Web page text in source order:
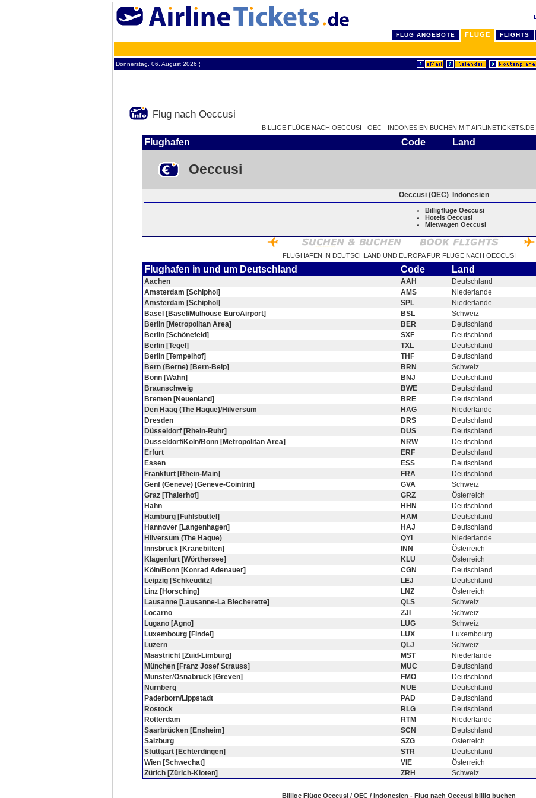
FLUG ANGEBOTE FLÜGE FLIGHTS
Donnerstag, 06. August 2026 ¦
Flug nach Oeccusi
BILLIGE FLÜGE NACH OECCUSI - OEC - INDONESIEN BUCHEN MIT AIRLINETICKETS.DE!
Flughafen Code Land
Oeccusi
Oeccusi (OEC) Indonesien
Billigflüge Oeccusi
Hotels Oeccusi
Mietwagen Oeccusi
FLUGHAFEN IN DEUTSCHLAND UND EUROPA FÜR FLÜGE NACH OECCUSI
Flughafen in und um Deutschland Code Land
Aachen AAH
Deutschland
Amsterdam [Schiphol]
AMS
Niederlande
Amsterdam [Schiphol]
SPL
Niederlande
Basel [Basel/Mulhouse EuroAirport]
BSL
Schweiz
Berlin [Metropolitan Area]
BER
Deutschland
Berlin [Schönefeld]
SXF
Deutschland
Berlin [Tegel]
TXL
Deutschland
Berlin [Tempelhof]
THF
Deutschland
Bern (Berne) [Bern-Belp]
BRN
Schweiz
Bonn [Wahn]
BNJ
Deutschland
Braunschweig
BWE
Deutschland
Bremen [Neuenland]
BRE
Deutschland
Den Haag (The Hague)/Hilversum
HAG
Niederlande
Dresden
DRS
Deutschland
Düsseldorf [Rhein-Ruhr]
DUS
Deutschland
Düsseldorf/Köln/Bonn [Metropolitan Area]
NRW
Deutschland
Erfurt
ERF
Deutschland
Essen
ESS
Deutschland
Frankfurt [Rhein-Main]
FRA
Deutschland
Genf (Geneve) [Geneve-Cointrin]
GVA
Schweiz
Graz [Thalerhof]
GRZ
Österreich
Hahn
HHN
Deutschland
Hamburg [Fuhlsbüttel]
HAM
Deutschland
Hannover [Langenhagen]
HAJ
Deutschland
Hilversum (The Hague)
QYI
Niederlande
Innsbruck [Kranebitten]
INN
Österreich
Klagenfurt [Wörthersee]
KLU
Österreich
Köln/Bonn [Konrad Adenauer]
CGN
Deutschland
Leipzig [Schkeuditz]
LEJ
Deutschland
Linz [Horsching]
LNZ
Österreich
Lausanne [Lausanne-La Blecherette]
QLS
Schweiz
Locarno
ZJI
Schweiz
Lugano [Agno]
LUG
Schweiz
Luxembourg [Findel]
LUX
Luxembourg
Luzern
QLJ
Schweiz
Maastricht [Zuid-Limburg]
MST
Niederlande
München [Franz Josef Strauss]
MUC
Deutschland
Münster/Osnabrück [Greven]
FMO
Deutschland
Nürnberg
NUE
Deutschland
Paderborn/Lippstadt
PAD
Deutschland
Rostock
RLG
Deutschland
Rotterdam
RTM
Niederlande
Saarbrücken [Ensheim]
SCN
Deutschland
Salzburg
SZG
Österreich
Stuttgart [Echterdingen]
STR
Deutschland
Wien [Schwechat]
VIE
Österreich
Zürich [Zürich-Kloten]
ZRH Schweiz
Billige Flüge Oeccusi / OEC / Indonesien - Flug nach Oeccusi billig buchen